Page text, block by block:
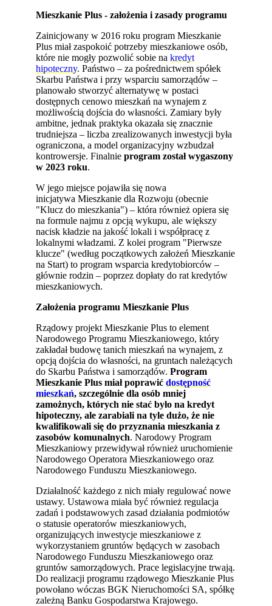
Mieszkanie Plus - założenia i zasady programu
Zainicjowany w 2016 roku program Mieszkanie
Plus miał zaspokoić potrzeby mieszkaniowe osób,
które nie mogły pozwolić sobie nakredyt
hipoteczny. Państwo – za pośrednictwem spółek
Skarbu Państwa i przy wsparciu samorządów –
planowało stworzyć alternatywę w postaci
dostępnych cenowo mieszkań na wynajem z
możliwością dojścia do własności. Zamiary były
ambitne, jednak praktyka okazała się znacznie
trudniejsza – liczba zrealizowanych inwestycji była
ograniczona, a model organizacyjny wzbudzał
kontrowersje. Finalnieprogram został wygaszony
w 2023 roku.
W jego miejsce pojawiła się nowa
inicjatywa Mieszkanie dla Rozwoju (obecnie
"Klucz do mieszkania") – która również opiera się
na formule najmu z opcją wykupu, ale większy
nacisk kładzie na jakość lokali i współpracę z
lokalnymi władzami. Z kolei program "Pierwsze
klucze" (według początkowych założeń Mieszkanie
na Start) to program wsparcia kredytobiorców –
głównie rodzin – poprzez dopłaty do rat kredytów
mieszkaniowych.
Założenia programu Mieszkanie Plus
Rządowy projekt Mieszkanie Plus to element
Narodowego Programu Mieszkaniowego, który
zakładał budowę tanich mieszkań na wynajem, z
opcją dojścia do własności, na gruntach należących
do Skarbu Państwa i samorządów.Program
Mieszkanie Plus miał poprawićdostępność
mieszkań, szczególnie dla osób mniej
zamożnych, których nie stać było na kredyt
hipoteczny, ale zarabiali na tyle dużo, że nie
kwalifikowali się do przyznania mieszkania z
zasobów komunalnych. Narodowy Program
Mieszkaniowy przewidywał również uruchomienie
Narodowego Operatora Mieszkaniowego oraz
Narodowego Funduszu Mieszkaniowego.
Działalność każdego z nich miały regulować nowe
ustawy. Ustawowa miała być również regulacja
zadań i podstawowych zasad działania podmiotów
o statusie operatorów mieszkaniowych,
organizujących inwestycje mieszkaniowe z
wykorzystaniem gruntów będących w zasobach
Narodowego Funduszu Mieszkaniowego oraz
gruntów samorządowych. Prace legislacyjne trwają.
Do realizacji programu rządowego Mieszkanie Plus
powołano wóczas BGK Nieruchomości SA, spółkę
zależną Banku Gospodarstwa Krajowego.